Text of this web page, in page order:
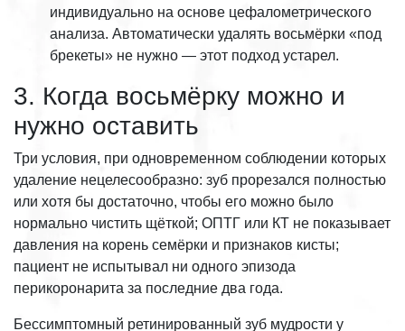
индивидуально на основе цефалометрического
анализа. Автоматически удалять восьмёрки «под
брекеты» не нужно — этот подход устарел.
3. Когда восьмёрку можно и
нужно оставить
Три условия, при одновременном соблюдении которых
удаление нецелесообразно: зуб прорезался полностью
или хотя бы достаточно, чтобы его можно было
нормально чистить щёткой; ОПТГ или КТ не показывает
давления на корень семёрки и признаков кисты;
пациент не испытывал ни одного эпизода
перикоронарита за последние два года.
Бессимптомный ретинированный зуб мудрости у